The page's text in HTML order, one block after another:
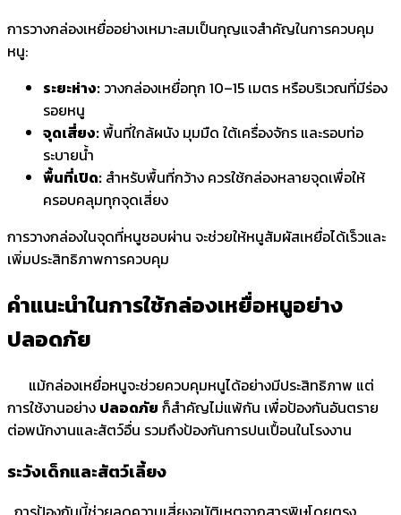
การวางกล่องเหยื่ออย่างเหมาะสมเป็นกุญแจสำคัญในการควบคุม
หนู:
ระยะห่าง: วางกล่องเหยื่อทุก 10–15 เมตร หรือบริเวณที่มีร่อง
รอยหนู
จุดเสี่ยง:พื้นที่ใกล้ผนัง มุมมืด ใต้เครื่องจักร และรอบท่อ
ระบายน้ำ
พื้นที่เปิด: สำหรับพื้นที่กว้าง ควรใช้กล่องหลายจุดเพื่อให้
ครอบคลุมทุกจุดเสี่ยง
การวางกล่องในจุดที่หนูชอบผ่าน จะช่วยให้หนูสัมผัสเหยื่อได้เร็วและ
เพิ่มประสิทธิภาพการควบคุม
คำแนะนำในการใช้กล่องเหยื่อหนูอย่าง
ปลอดภัย
แม้กล่องเหยื่อหนูจะช่วยควบคุมหนูได้อย่างมีประสิทธิภาพ แต่
การใช้งานอย่าง ปลอดภัย ก็สำคัญไม่แพ้กัน เพื่อป้องกันอันตราย
ต่อพนักงานและสัตว์อื่น รวมถึงป้องกันการปนเปื้อนในโรงงาน
ระวังเด็กและสัตว์เลี้ยง